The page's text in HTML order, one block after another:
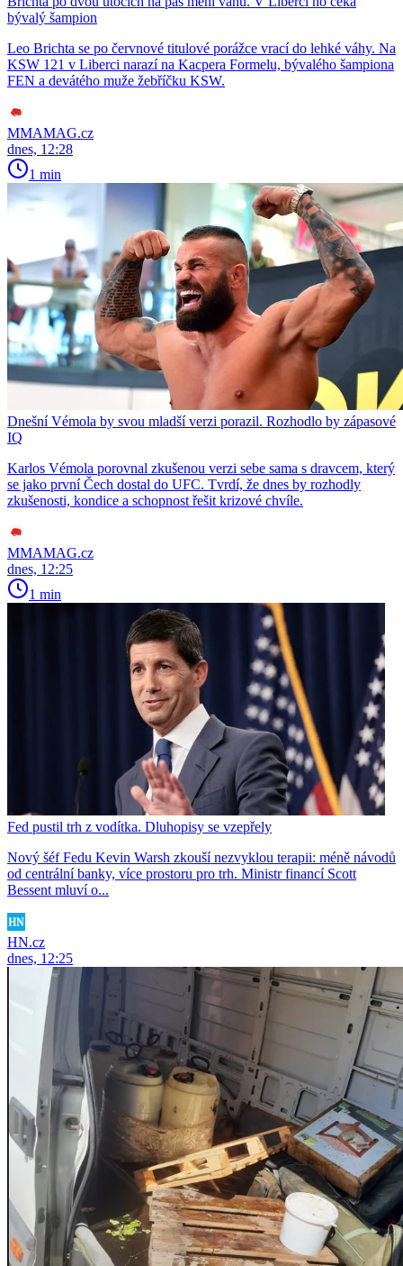
bývalý šampion
Leo Brichta se po červnové titulové porážce vrací do lehké váhy. Na
KSW 121 v Liberci narazí na Kacpera Formelu, bývalého šampiona
FEN a devátého muže žebříčku KSW.
MMAMAG.cz
dnes, 12:28
1 min
Dnešní Vémola by svou mladší verzi porazil. Rozhodlo by zápasové
IQ
Karlos Vémola porovnal zkušenou verzi sebe sama s dravcem, který
se jako první Čech dostal do UFC. Tvrdí, že dnes by rozhodly
zkušenosti, kondice a schopnost řešit krizové chvíle.
MMAMAG.cz
dnes, 12:25
1 min
Fed pustil trh z vodítka. Dluhopisy se vzepřely
Nový šéf Fedu Kevin Warsh zkouší nezvyklou terapii: méně návodů
od centrální banky, více prostoru pro trh. Ministr financí Scott
Bessent mluví o...
HN.cz
dnes, 12:25